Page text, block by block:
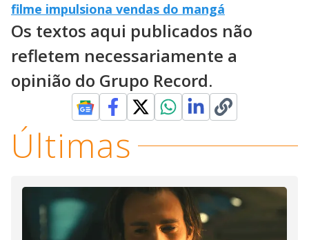
filme impulsiona vendas do mangá
Os textos aqui publicados não
refletem necessariamente a
opinião do Grupo Record.
Últimas